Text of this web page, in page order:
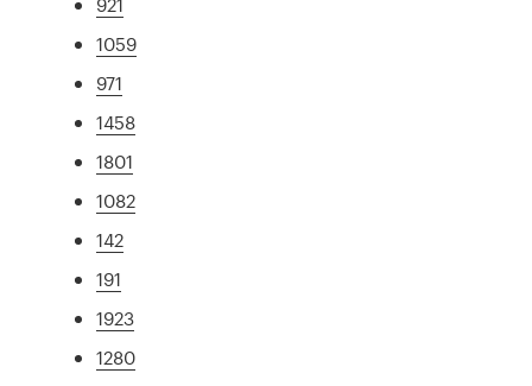
1059
971
1458
1801
1082
142
191
1923
1280